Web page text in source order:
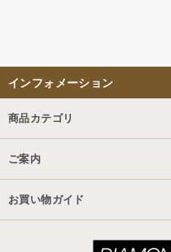
インフォメーション
商品カテゴリ
ご案内
お買い物ガイド